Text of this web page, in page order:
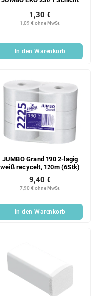
1,09 € ohne MwSt.
1,30 €
In den Warenkorb
JUMBO Grand 190 2-lagig
weiß recycelt, 120m (6Stk)
7,90 € ohne MwSt.
9,40 €
In den Warenkorb